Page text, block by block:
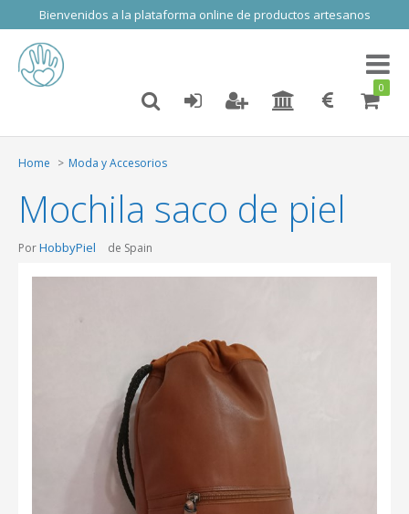
Bienvenidos a la plataforma online de productos artesanos
Toggle
0
Home Moda y Accesorios
Mochila saco de piel
PorHobbyPiel de Spain